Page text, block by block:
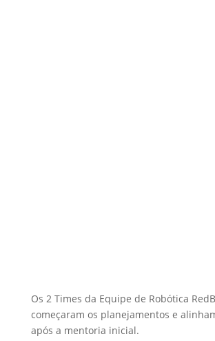
Os 2 Times da Equipe de Robótica
começaram os planejamentos e
após a mentoria inicial.